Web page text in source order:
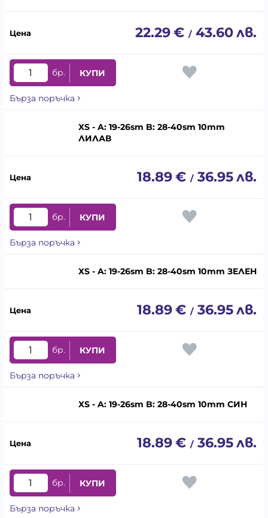
22.29€ / 43.60лв.
бр. КУПИ
Бърза поръчка
XS - A: 19-26sm B: 28-40sm 10mm
ЛИЛАВ
18.89€ / 36.95лв.
бр. КУПИ
Бърза поръчка
XS - A: 19-26sm B: 28-40sm 10mm ЗЕЛЕН
18.89€ / 36.95лв.
бр. КУПИ
Бърза поръчка
XS - A: 19-26sm B: 28-40sm 10mm СИН
18.89€ / 36.95лв.
бр. КУПИ
Бърза поръчка